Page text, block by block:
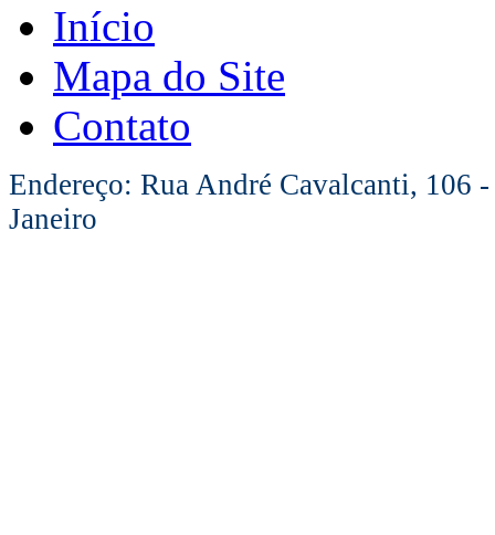
Início
Mapa do Site
Contato
Endereço: Rua André Cavalcanti, 106
Janeiro